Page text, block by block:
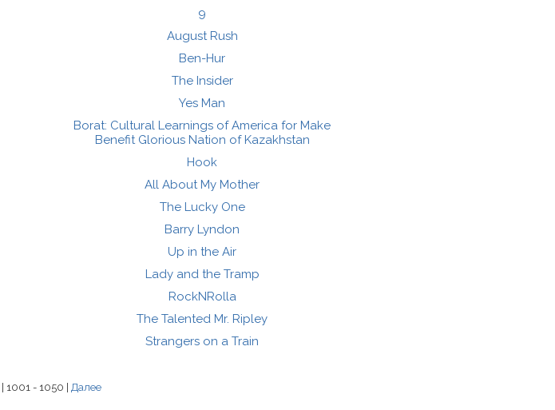
9
August Rush
Ben-Hur
The Insider
Yes Man
Borat: Cultural Learnings of America for Make
Benefit Glorious Nation of Kazakhstan
Hook
All About My Mother
The Lucky One
Barry Lyndon
Up in the Air
Lady and the Tramp
RockNRolla
The Talented Mr. Ripley
Strangers on a Train
| 1001 - 1050 | Далее